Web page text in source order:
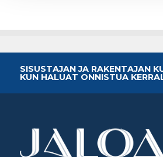
SISUSTAJAN JA RAKENTAJAN
KUN HALUAT ONNISTUA